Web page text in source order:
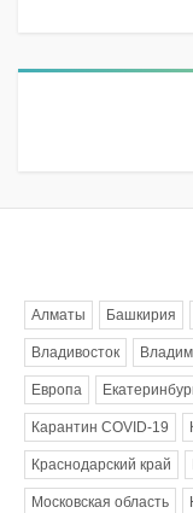
Алматы Башкирия
Владивосток
Европа
Карантин COVID-19
Краснодарский край
Московская область